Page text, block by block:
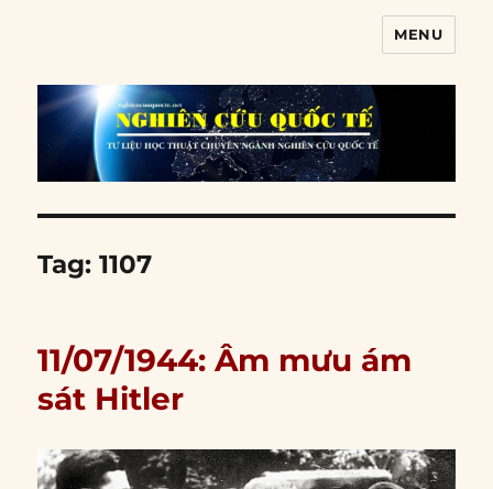
MENU
Tag:1107
11/07/1944: Âm mưu ám
sát Hitler